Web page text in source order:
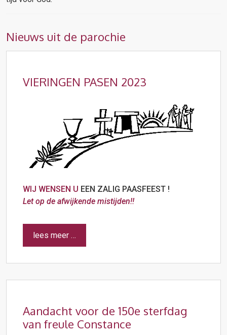
Nieuws uit de parochie
VIERINGEN PASEN 2023
WIJ WENSEN U EEN ZALIG PAASFEEST !
Let op de afwijkende mistijden!!
lees meer …
Aandacht voor de 150e sterfdag
van freule Constance